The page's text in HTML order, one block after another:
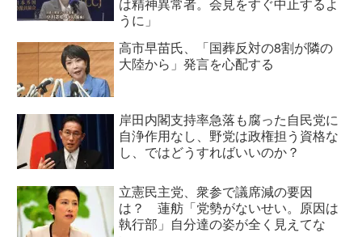
は精神異常者。会見をすぐ中止するよ
うに」
高市早苗氏、「国葬反対の8割が隣の
大陸から」発言を心配する
岸田内閣支持率急落も腐った自民党に
自浄作用なし、野党は政権担う資格な
し、ではどうすればいいのか？
立憲民主党、衆参で議席減の要因
は？ 蓮舫「党勢がないせい。原因は
執行部」自分達の姿が全く見えてな